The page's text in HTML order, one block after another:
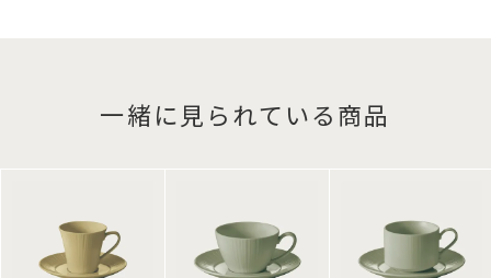
一緒に見られている商品